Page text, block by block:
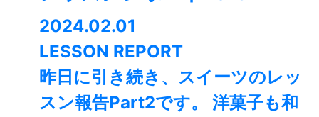
2024.02.01
LESSON REPORT
昨日に引き続き、スイーツのレッ
スン報告Part2です。 洋菓子も和